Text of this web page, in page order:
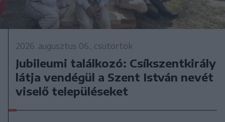
2026. augusztus 06., csütörtök
Jubileumi találkozó: Csíkszentkirály
látja vendégül a Szent István nevét
viselő településeket